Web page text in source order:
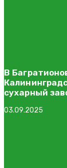
В
сухарный
03.09.2025